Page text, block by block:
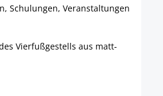
Schulungen, Veranstaltungen
Vierfußgestells aus matt-